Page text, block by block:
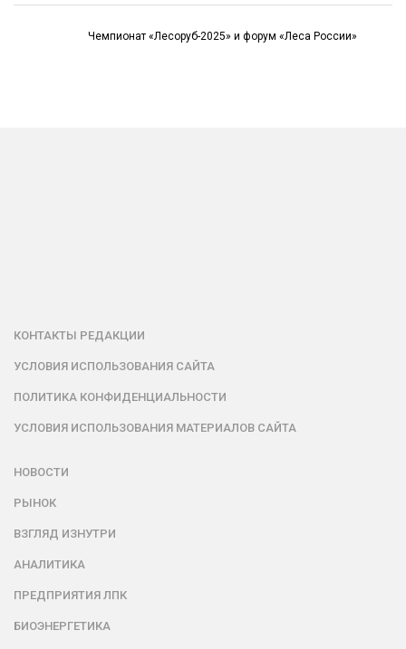
Чемпионат «Лесоруб-2025» и форум «Леса России»
КОНТАКТЫ РЕДАКЦИИ
УСЛОВИЯ ИСПОЛЬЗОВАНИЯ САЙТА
ПОЛИТИКА КОНФИДЕНЦИАЛЬНОСТИ
УСЛОВИЯ ИСПОЛЬЗОВАНИЯ МАТЕРИАЛОВ САЙТА
НОВОСТИ
РЫНОК
ВЗГЛЯД ИЗНУТРИ
АНАЛИТИКА
ПРЕДПРИЯТИЯ ЛПК
БИОЭНЕРГЕТИКА